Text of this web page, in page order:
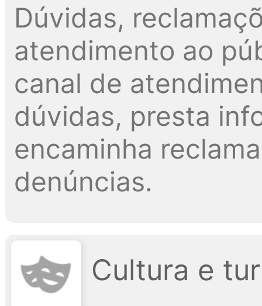
Dúvidas,
atendimento ao
canal de
dúvidas, presta
encaminha
denúncias.
Cultura e